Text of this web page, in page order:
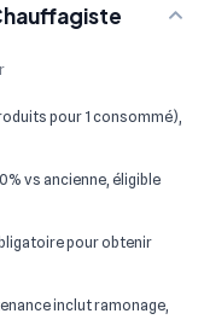
pour 1 consommé),
vs ancienne, éligible
pour obtenir
inclut ramonage,